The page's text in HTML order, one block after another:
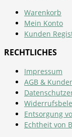
Warenkorb
Mein Konto
Kunden
RECHTLICHES
Impressum
AGB &
Entsorgung
Echtheit von